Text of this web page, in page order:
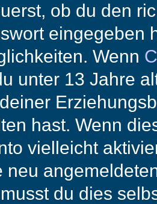
ob du den
eingegeben
Wenn
unter 13 Jahre
hast. Wenn
vielleicht
neu
du dies